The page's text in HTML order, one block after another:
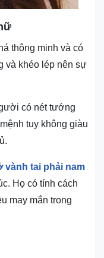
thông minh và có
và khéo lép nên sự
có nét tướng
tuy không giàu
vành tai phải nam
Họ có tính cách
may mắn trong